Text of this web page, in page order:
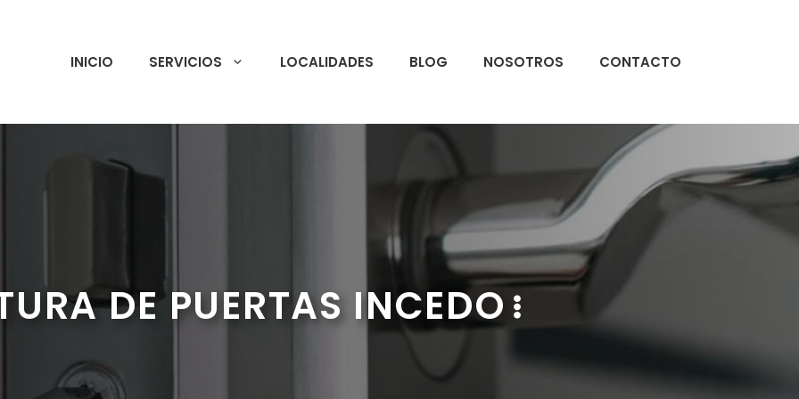
INICIO SERVICIOS LOCALIDADES BLOG NOSOTROS CONTACTO
DE PUERTAS INCEDO